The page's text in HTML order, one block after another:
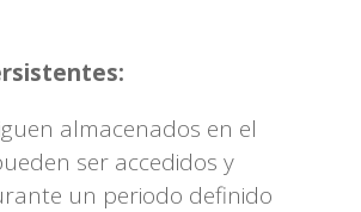
almacenados en el
ser accedidos y
un periodo definido